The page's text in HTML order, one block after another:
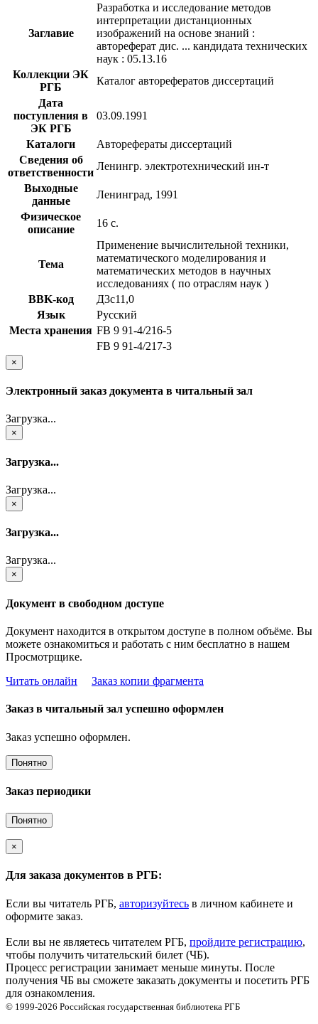
Заглавие
Разработка и исследование методов
интерпретации дистанционных
изображений на основе знаний :
автореферат дис. ... кандидата технических
наук : 05.13.16
Коллекции ЭК
РГБ
Каталог авторефератов диссертаций
Дата
поступления в
ЭК РГБ
03.09.1991
Каталоги
Авторефераты диссертаций
Сведения об
ответственности
Ленингр. электротехнический ин-т
Выходные
данные
Ленинград, 1991
Физическое
описание
16 с.
Тема
Применение вычислительной техники,
математического моделирования и
математических методов в научных
исследованиях ( по отраслям наук )
BBK-код
Д3с11,0
Язык
Русский
Места хранения FB 9 91-4/216-5
FB 9 91-4/217-3
×
Электронный заказ документа в читальный зал
Загрузка...
×
Загрузка...
Загрузка...
×
Загрузка...
Загрузка...
×
Документ в свободном доступе
Документ находится в открытом доступе в полном объёме. Вы
можете ознакомиться и работать с ним бесплатно в нашем
Просмотрщике.
Читать онлайн
Заказ копии фрагмента
Заказ в читальный зал успешно оформлен
Заказ успешно оформлен.
Понятно
Заказ периодики
Понятно
×
Для заказа документов в РГБ:
Если вы читатель РГБ, авторизуйтесь в личном кабинете и
оформите заказ.
Если вы не являетесь читателем РГБ, пройдите регистрацию,
чтобы получить читательский билет (ЧБ).
Процесс регистрации занимает меньше минуты. После
получения ЧБ вы сможете заказать документы и посетить РГБ
для ознакомления.
© 1999-2026 Российская государственная библиотека РГБ